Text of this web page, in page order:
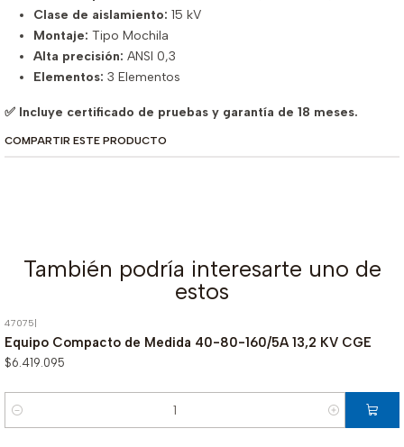
Clase de aislamiento: 15 kV
Montaje: Tipo Mochila
Alta precisión: ANSI 0,3
Elementos: 3 Elementos
✅ Incluye certificado de pruebas y garantía de 18 meses.
COMPARTIR ESTE PRODUCTO
También podría interesarte uno de
estos
47075|
Equipo Compacto de Medida 40-80-160/5A 13,2 KV CGE
$6.419.095
Cantidad